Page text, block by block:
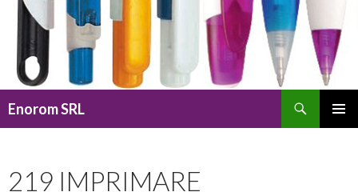
Enorom SRL
219 IMPRIMARE